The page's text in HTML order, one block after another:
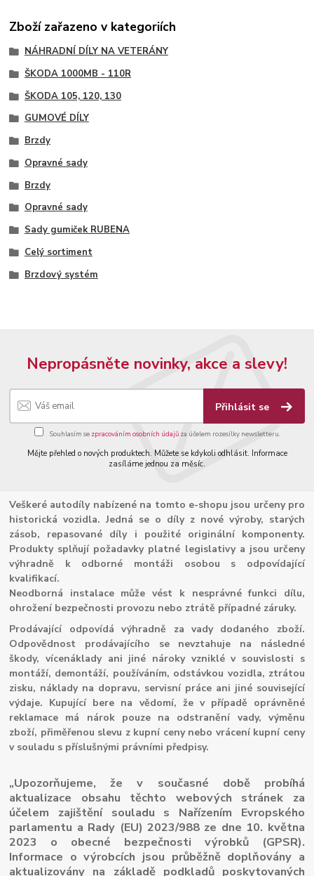
Zboží zařazeno v kategoriích
NÁHRADNÍ DÍLY NA VETERÁNY
ŠKODA 1000MB - 110R
ŠKODA 105, 120, 130
GUMOVÉ DÍLY
Brzdy
Opravné sady
Brzdy
Opravné sady
Sady gumiček RUBENA
Celý sortiment
Brzdový systém
Nepropásněte novinky, akce a slevy!
Přihlásit se
Souhlasím se zpracováním osobních údajůza účelem rozesílky newsletteru.
Mějte přehled o nových produktech. Můžete se kdykoli odhlásit. Informace
zasíláme jednou za měsíc.
Veškeré autodíly nabízené na tomto e-shopu jsou určeny pro
historická vozidla. Jedná se o díly z nové výroby, starých
zásob, repasované díly i použité originální komponenty.
Produkty splňují požadavky platné legislativy a jsou určeny
výhradně k odborné montáži osobou s odpovídající
kvalifikací.
Neodborná instalace může vést k nesprávné funkci dílu,
ohrožení bezpečnosti provozu nebo ztrátě případné záruky.
Prodávající odpovídá výhradně za vady dodaného zboží.
Odpovědnost prodávajícího se nevztahuje na následné
škody, vícenáklady ani jiné nároky vzniklé v souvislosti s
montáží, demontáží, používáním, odstávkou vozidla, ztrátou
zisku, náklady na dopravu, servisní práce ani jiné související
výdaje. Kupující bere na vědomí, že v případě oprávněné
reklamace má nárok pouze na odstranění vady, výměnu
zboží, přiměřenou slevu z kupní ceny nebo vrácení kupní ceny
v souladu s příslušnými právními předpisy.
„Upozorňujeme, že v současné době probíhá
aktualizace obsahu těchto webových stránek za
účelem zajištění souladu s Nařízením Evropského
parlamentu a Rady (EU) 2023/988 ze dne 10. května
2023 o obecné bezpečnosti výrobků (GPSR).
Informace o výrobcích jsou průběžně doplňovány a
aktualizovány na základě podkladů poskytovaných